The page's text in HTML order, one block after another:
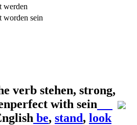
werden
worden sein
verb stehen, strong,
with sein
be, stand, look